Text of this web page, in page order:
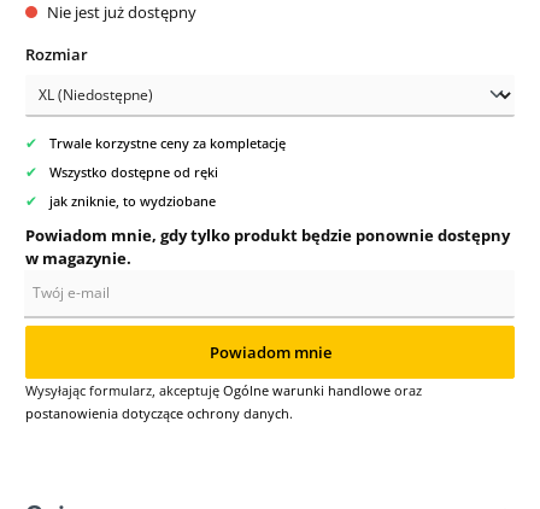
Nie jest już dostępny
Wybierz
Rozmiar
✔ Trwale korzystne ceny za kompletację
✔ Wszystko dostępne od ręki
✔ jak zniknie, to wydziobane
Powiadom mnie, gdy tylko produkt będzie ponownie dostępny
w magazynie.
Powiadom mnie
Wysyłając formularz, akceptuję Ogólne warunki handlowe oraz
postanowienia dotyczące ochrony danych.